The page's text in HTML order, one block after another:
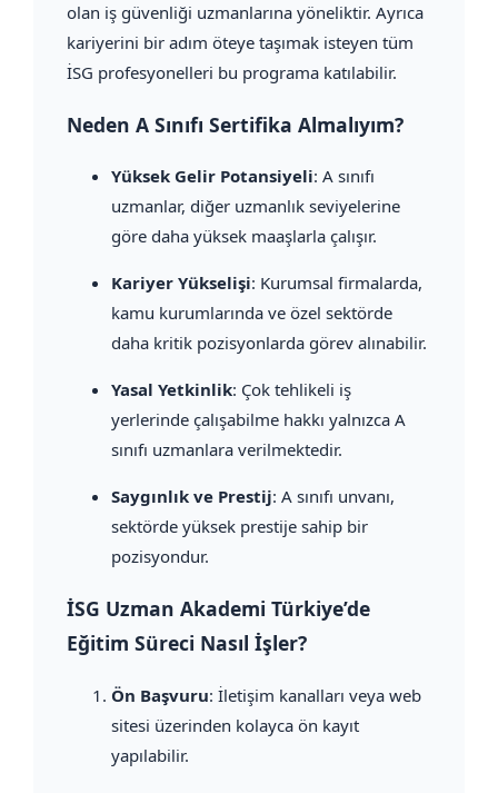
olan iş güvenliği uzmanlarına yöneliktir. Ayrıca
kariyerini bir adım öteye taşımak isteyen tüm
İSG profesyonelleri bu programa katılabilir.
Neden A Sınıfı Sertifika Almalıyım?
Yüksek Gelir Potansiyeli: A sınıfı
uzmanlar, diğer uzmanlık seviyelerine
göre daha yüksek maaşlarla çalışır.
Kariyer Yükselişi: Kurumsal firmalarda,
kamu kurumlarında ve özel sektörde
daha kritik pozisyonlarda görev alınabilir.
Yasal Yetkinlik: Çok tehlikeli iş
yerlerinde çalışabilme hakkı yalnızca A
sınıfı uzmanlara verilmektedir.
Saygınlık ve Prestij: A sınıfı unvanı,
sektörde yüksek prestije sahip bir
pozisyondur.
İSG Uzman Akademi Türkiye’de
Eğitim Süreci Nasıl İşler?
Ön Başvuru: İletişim kanalları veya web
sitesi üzerinden kolayca ön kayıt
yapılabilir.